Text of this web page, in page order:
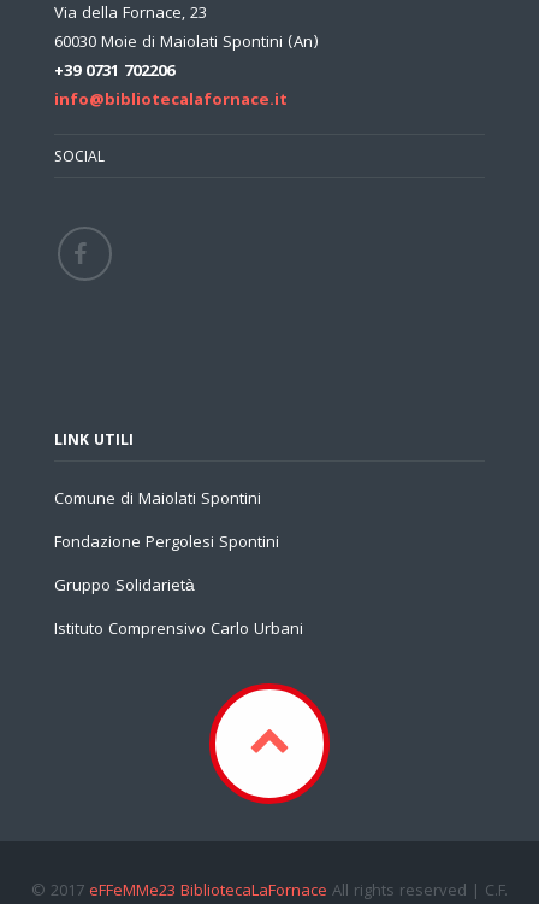
Via della Fornace, 23
60030 Moie di Maiolati Spontini (An)
+39 0731 702206
info@bibliotecalafornace.it
SOCIAL
LINK UTILI
Comune di Maiolati Spontini
Fondazione Pergolesi Spontini
Gruppo Solidarietà
Istituto Comprensivo Carlo Urbani
© 2017 eFFeMMe23 BibliotecaLaFornace All rights reserved | C.F.